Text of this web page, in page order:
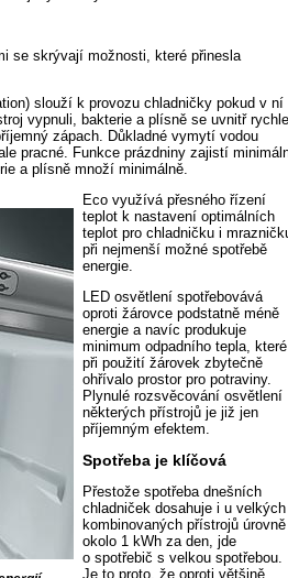
se skrývají možnosti, které přinesla
slouží k provozu chladničky pokud v ní
vypnuli, bakterie a plísně se uvnitř rychle
zápach. Důkladné vymytí vodou
pracné. Funkce prázdniny zajistí
a plísně množí minimálně.
Eco využívá přesného řízení
teplot k nastavení optimálních
teplot pro chladničku i
při nejmenší možné spotřebě
energie.
LED osvětlení spotřebovává
oproti žárovce podstatně méně
energie a navíc produkuje
minimum odpadního tepla, které
při použití žárovek zbytečně
ohřívalo prostor pro potraviny.
Plynulé rozsvěcování osvětlení
některých přístrojů je již jen
příjemným efektem.
Spotřeba je klíčová
Přestože spotřeba dnešních
chladniček dosahuje i u velkých
kombinovaných přístrojů úrovně
okolo 1 kWh za den, jde
o spotřebič s velkou spotřebou.
Je to proto, že oproti většině